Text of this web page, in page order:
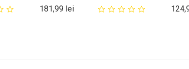
181,99 leiPret